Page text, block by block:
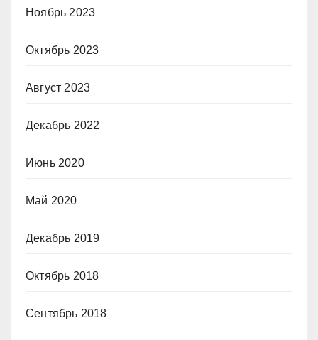
Ноябрь 2023
Октябрь 2023
Август 2023
Декабрь 2022
Июнь 2020
Май 2020
Декабрь 2019
Октябрь 2018
Сентябрь 2018